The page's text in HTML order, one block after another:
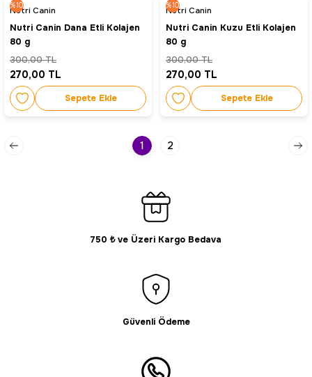
%10
Nutri Canin
Nutri Canin Dana Etli Kolajen
80 g
300,00 TL
270,00 TL
Sepete Ekle
%10
Nutri Canin
Nutri Canin Kuzu Etli Kolajen
80 g
300,00 TL
270,00 TL
Sepete Ekle
1 2
750 ₺ ve Üzeri Kargo Bedava
Güvenli Ödeme